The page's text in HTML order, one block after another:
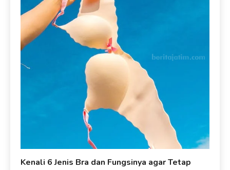
Kenali 6 Jenis Bra dan Fungsinya agar Tetap